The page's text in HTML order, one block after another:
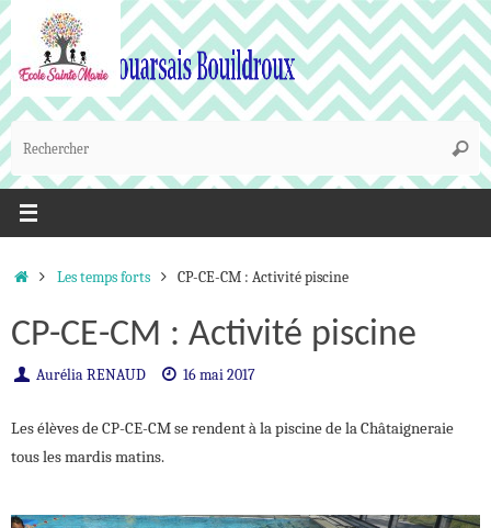
Passer
au
contenu
:
AccueilLes temps forts CP-CE-CM : Activité piscine
CP-CE-CM : Activité piscine
Aurélia RENAUD 16 mai 2017
Les élèves de CP-CE-CM se rendent à la piscine de la Châtaigneraie
tous les mardis matins.